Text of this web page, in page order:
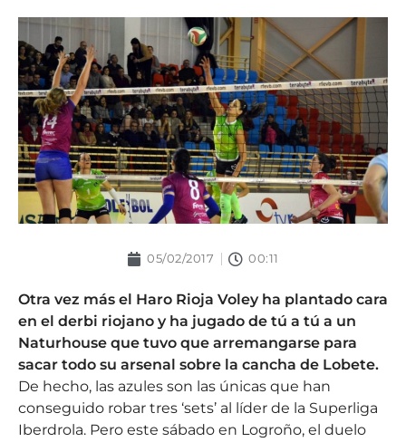
05/02/2017 00:11
Otra vez más el Haro Rioja Voley ha plantado cara
en el derbi riojano y ha jugado de tú a tú a un
Naturhouse que tuvo que arremangarse para
sacar todo su arsenal sobre la cancha de Lobete.
De hecho, las azules son las únicas que han
conseguido robar tres ‘sets’ al líder de la Superliga
Iberdrola. Pero este sábado en Logroño, el duelo